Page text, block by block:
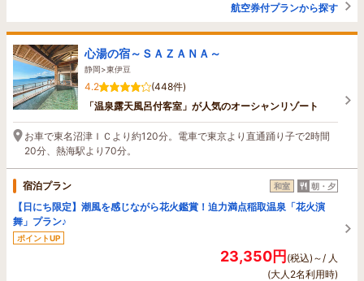
航空券付プランから探す
心湯の宿～ＳＡＺＡＮＡ～
静岡>東伊豆
4.2
(448件)
「温泉露天風呂付客室」が人気のオーシャンリゾート
お車で東名沼津ＩＣより約120分。電車で東京より直通踊り子で2時間
20分、熱海駅より70分。
宿泊プラン 和室 朝・夕
【日にち限定】潮風を感じながら花火鑑賞！迫力満点稲取温泉「花火演
舞」プラン♪
ポイントUP
23,350円(税込)～/ 人
(大人2名利用時)